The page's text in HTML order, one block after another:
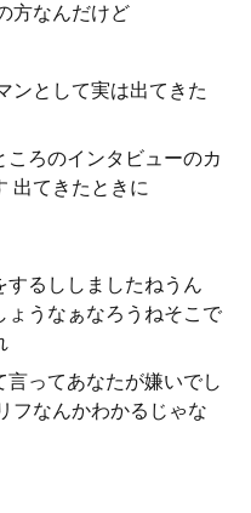
方なんだけど
ンとして実は出てきた
ろのインタビューのカ
出てきたときに
するししましたねうん
ょうなぁなろうねそこで
ってあなたが嫌いでし
フなんかわかるじゃな